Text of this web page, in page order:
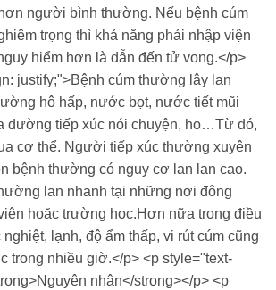
người bình thường. Nếu bệnh cúm
trọng thì khả năng phải nhập viện
hiểm hơn là dẫn đến tử vong.</p>
justify;">Bệnh cúm thường lây lan
hô hấp, nước bọt, nước tiết mũi
đường tiếp xúc nói chuyện, ho…Từ đó,
cơ thể. Người tiếp xúc thường xuyên
bệnh thường có nguy cơ lan lan cao.
lan nhanh tại những nơi đông
hoặc trường học.Hơn nữa trong điều
lạnh, độ ẩm thấp, vi rút cúm cũng
trong nhiều giờ.</p> <p style="text-
nhân</strong></p> <p